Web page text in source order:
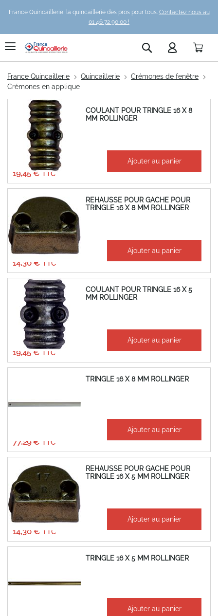
France Quincaillerie, la quincaillerie des pros pour tous. Contactez nous au
01 46 72 90 00 !
Rechercher
France Quincaillerie Quincaillerie
Crémones de fenêtre
Crémones en applique
COULANT POUR TRINGLE 16 X 8
MM ROLLINGER
À partir de
19,45 €
16,21 € Ajouter au panier
REHAUSSE POUR GACHE POUR
TRINGLE 16 X 8 MM ROLLINGER
À partir de
14,30 €
11,92 € Ajouter au panier
COULANT POUR TRINGLE 16 X 5
MM ROLLINGER
À partir de
19,45 €
16,21 € Ajouter au panier
TRINGLE 16 X 8 MM ROLLINGER
77,29 €
Ajouter au panier
REHAUSSE POUR GACHE POUR
TRINGLE 16 X 5 MM ROLLINGER
À partir de
14,30 €
11,92 € Ajouter au panier
TRINGLE 16 X 5 MM ROLLINGER
Ajouter au panier